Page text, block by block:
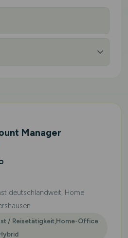
Manager
deutschlandweit, Home
/ Reisetätigkeit,Home-Office